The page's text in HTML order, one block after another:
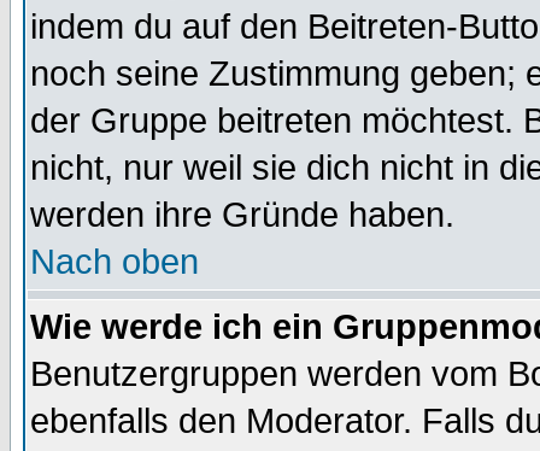
indem du auf den Beitreten-
noch seine Zustimmung geben;
der Gruppe beitreten möchtest.
nicht, nur weil sie dich nicht in
werden ihre Gründe haben.
Nach oben
Wie werde ich ein
Benutzergruppen werden vom
ebenfalls den Moderator. Falls